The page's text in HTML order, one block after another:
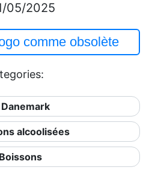
05/2025
comme obsolète
alcoolisées